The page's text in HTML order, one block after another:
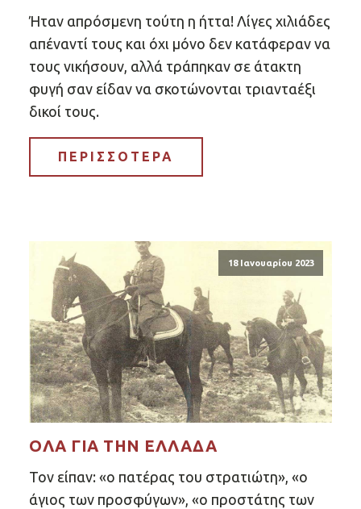
Ήταν απρόσμενη τούτη η ήττα! Λίγες χιλιάδες
απέναντί τους και όχι μόνο δεν κατάφεραν να
τους νικήσουν, αλλά τράπηκαν σε άτακτη
φυγή σαν είδαν να σκοτώνονται τριανταέξι
δικοί τους.
ΠΕΡΙΣΣΟΤΕΡΑ
18 Ιανουαρίου 2023
ΌΛΑ ΓΙΑ ΤΗΝ ΕΛΛΆΔΑ
Τον είπαν: «ο πατέρας του στρατιώτη», «ο
άγιος των προσφύγων», «ο προστάτης των